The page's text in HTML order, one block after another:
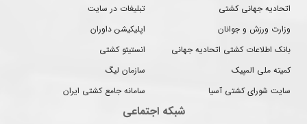
اتحادیه جهانی کشتی
وزارت ورزش و جوانان
بانک اطلاعات کشتی اتحادیه جهانی
کمیته ملی المپیک
سایت شورای کشتی آسیا
تبلیغات در سایت
اپلیکیشن داوران
انستیتو کشتی
سازمان لیگ
سامانه جامع کشتی ایران
شبکه اجتماعی